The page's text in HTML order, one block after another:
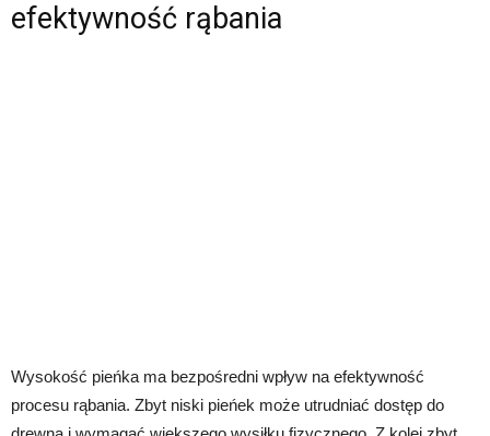
efektywność rąbania
Wysokość pieńka ma bezpośredni wpływ na efektywność
procesu rąbania. Zbyt niski pieńek może utrudniać dostęp do